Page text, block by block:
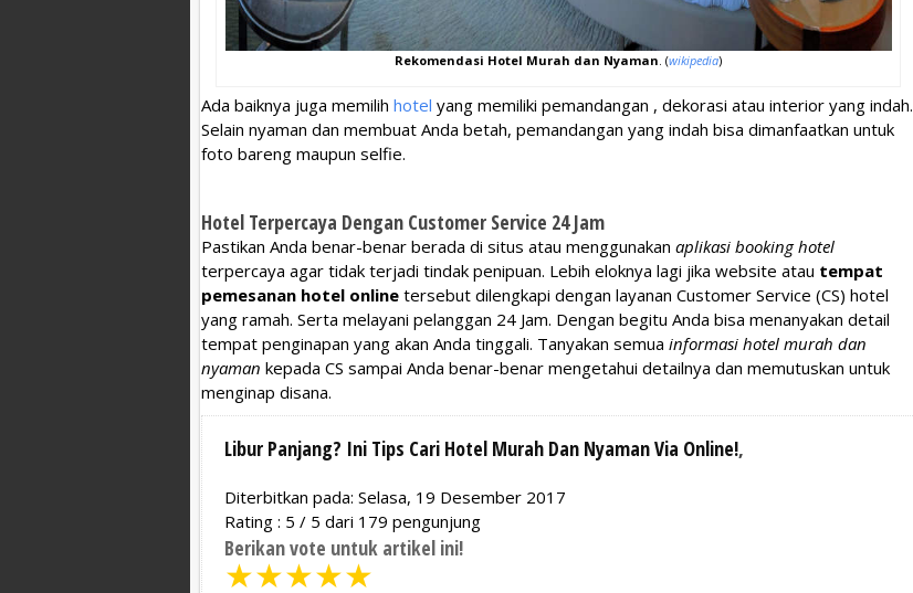
Rekomendasi Hotel Murah dan Nyaman. (wikipedia)
Ada baiknya juga memilih hotel yang memiliki pemandangan , dekorasi atau interior yang indah.
Selain nyaman dan membuat Anda betah, pemandangan yang indah bisa dimanfaatkan untuk
foto bareng maupun selfie.
Hotel Terpercaya Dengan Customer Service 24 Jam
Pastikan Anda benar-benar berada di situs atau menggunakan aplikasi booking hotel
terpercaya agar tidak terjadi tindak penipuan. Lebih eloknya lagi jika website atau tempat
pemesanan hotel online tersebut dilengkapi dengan layanan Customer Service (CS) hotel
yang ramah. Serta melayani pelanggan 24 Jam. Dengan begitu Anda bisa menanyakan detail
tempat penginapan yang akan Anda tinggali. Tanyakan semua informasi hotel murah dan
nyaman kepada CS sampai Anda benar-benar mengetahui detailnya dan memutuskan untuk
menginap disana.
Libur Panjang? Ini Tips Cari Hotel Murah Dan Nyaman Via Online!,
Diterbitkan pada: Selasa, 19 Desember 2017
Rating : 5 / 5 dari 179 pengunjung
Berikan vote untuk artikel ini!
★★★★★